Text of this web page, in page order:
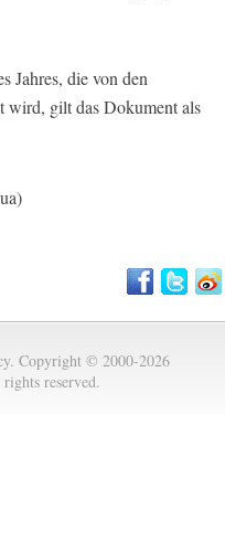
Jahres, die von den
wird, gilt das Dokument als
Copyright © 2000-2026
reserved.